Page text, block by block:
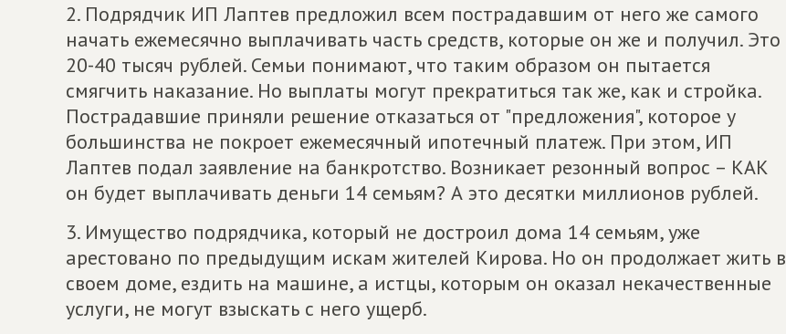
2. Подрядчик ИП Лаптев предложил всем пострадавшим от него же самого
начать ежемесячно выплачивать часть средств, которые он же и получил. Это
20-40 тысяч рублей. Семьи понимают, что таким образом он пытается
смягчить наказание. Но выплаты могут прекратиться так же, как и стройка.
Пострадавшие приняли решение отказаться от "предложения", которое у
большинства не покроет ежемесячный ипотечный платеж. При этом, ИП
Лаптев подал заявление на банкротство. Возникает резонный вопрос – КАК
он будет выплачивать деньги 14 семьям? А это десятки миллионов рублей.
3. Имущество подрядчика, который не достроил дома 14 семьям, уже
арестовано по предыдущим искам жителей Кирова. Но он продолжает жить в
своем доме, ездить на машине, а истцы, которым он оказал некачественные
услуги, не могут взыскать с него ущерб.